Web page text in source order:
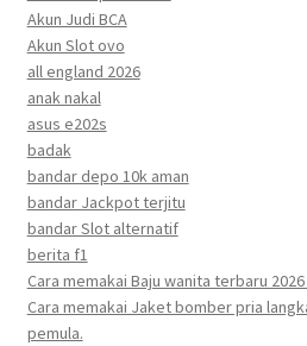
Akun Judi BCA
Akun Slot ovo
all england 2026
anak nakal
asus e202s
badak
bandar depo 10k aman
bandar Jackpot terjitu
bandar Slot alternatif
berita f1
Cara memakai Baju wanita terbaru
Cara memakai Jaket bomber pria
pemula.